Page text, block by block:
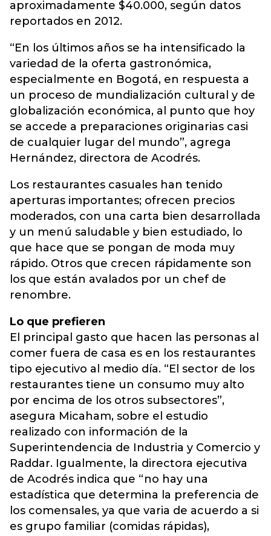
aproximadamente $40.000, según datos
reportados en 2012.
“En los últimos años se ha intensificado la
variedad de la oferta gastronómica,
especialmente en Bogotá, en respuesta a
un proceso de mundialización cultural y de
globalización económica, al punto que hoy
se accede a preparaciones originarias casi
de cualquier lugar del mundo”, agrega
Hernández, directora de Acodrés.
Los restaurantes casuales han tenido
aperturas importantes; ofrecen precios
moderados, con una carta bien desarrollada
y un menú saludable y bien estudiado, lo
que hace que se pongan de moda muy
rápido. Otros que crecen rápidamente son
los que están avalados por un chef de
renombre.
Lo que prefieren
El principal gasto que hacen las personas al
comer fuera de casa es en los restaurantes
tipo ejecutivo al medio día. “El sector de los
restaurantes tiene un consumo muy alto
por encima de los otros subsectores”,
asegura Micaham, sobre el estudio
realizado con información de la
Superintendencia de Industria y Comercio y
Raddar. Igualmente, la directora ejecutiva
de Acodrés indica que “no hay una
estadística que determina la preferencia de
los comensales, ya que varia de acuerdo a si
es grupo familiar (comidas rápidas),